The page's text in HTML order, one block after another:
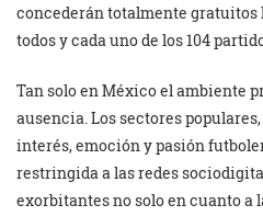
concederán totalmente gratuitos
todos y cada uno de los 104
Tan solo en México el ambiente
ausencia. Los sectores
interés, emoción y pasión
restringida a las redes
exorbitantes no solo en cuanto a